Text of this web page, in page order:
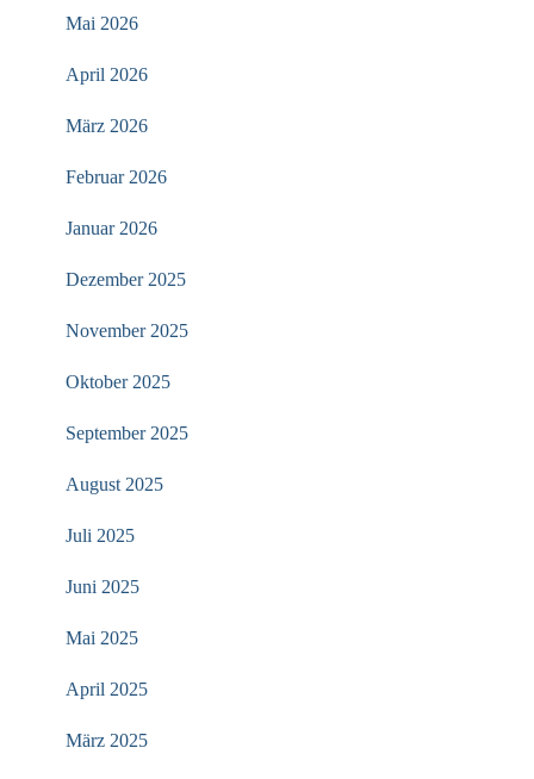
Mai 2026
April 2026
März 2026
Februar 2026
Januar 2026
Dezember 2025
November 2025
Oktober 2025
September 2025
August 2025
Juli 2025
Juni 2025
Mai 2025
April 2025
März 2025